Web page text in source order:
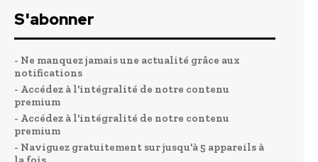
S'abonner
- Ne manquez jamais une actualité grâce aux
notifications
- Accédez à l'intégralité de notre contenu
premium
- Accédez à l'intégralité de notre contenu
premium
- Naviguez gratuitement sur jusqu'à 5 appareils à